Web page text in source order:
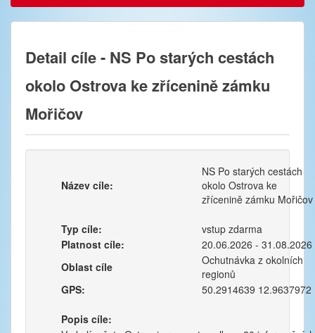
Detail cíle - NS Po starých cestách
okolo Ostrova ke zřícenině zámku
Mořičov
Název cíle:
NS Po starých cestách
okolo Ostrova ke
zřícenině zámku Mořičov
Typ cíle:
vstup zdarma
Platnost cíle:
20.06.2026 - 31.08.2026
Oblast cíle
Ochutnávka z okolních
regionů
GPS:
50.2914639 12.9637972
Popis cíle: